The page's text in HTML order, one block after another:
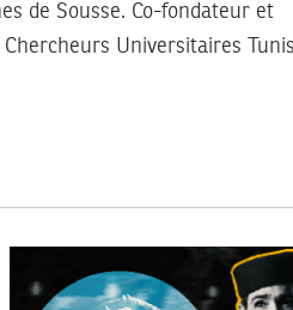
de Sousse. Co-fondateur et
Universitaires